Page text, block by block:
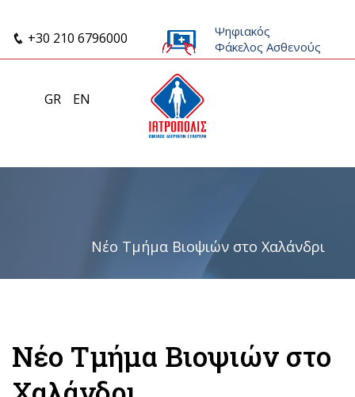
+30 210 6796000
GR EN
Ψηφιακός
Φάκελος Ασθενούς
Νέο Τμήμα Βιοψιών στο Χαλάνδρι
Νέο Τμήμα Βιοψιών στο